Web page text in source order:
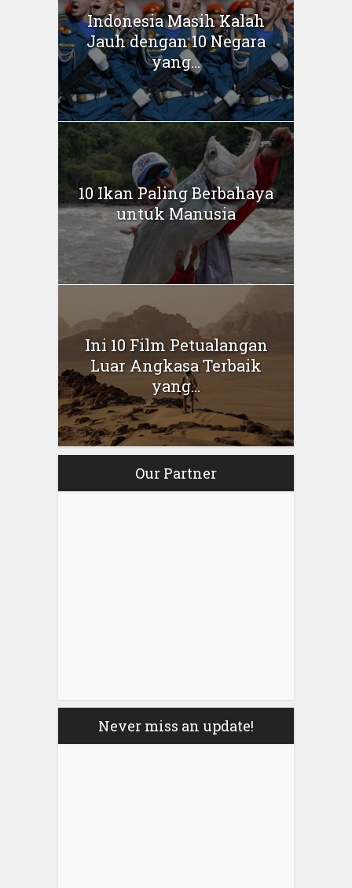
Indonesia Masih Kalah
Jauh dengan 10 Negara
yang...
10 Ikan Paling Berbahaya
untuk Manusia
Ini 10 Film Petualangan
Luar Angkasa Terbaik
yang...
Our Partner
Never miss an update!